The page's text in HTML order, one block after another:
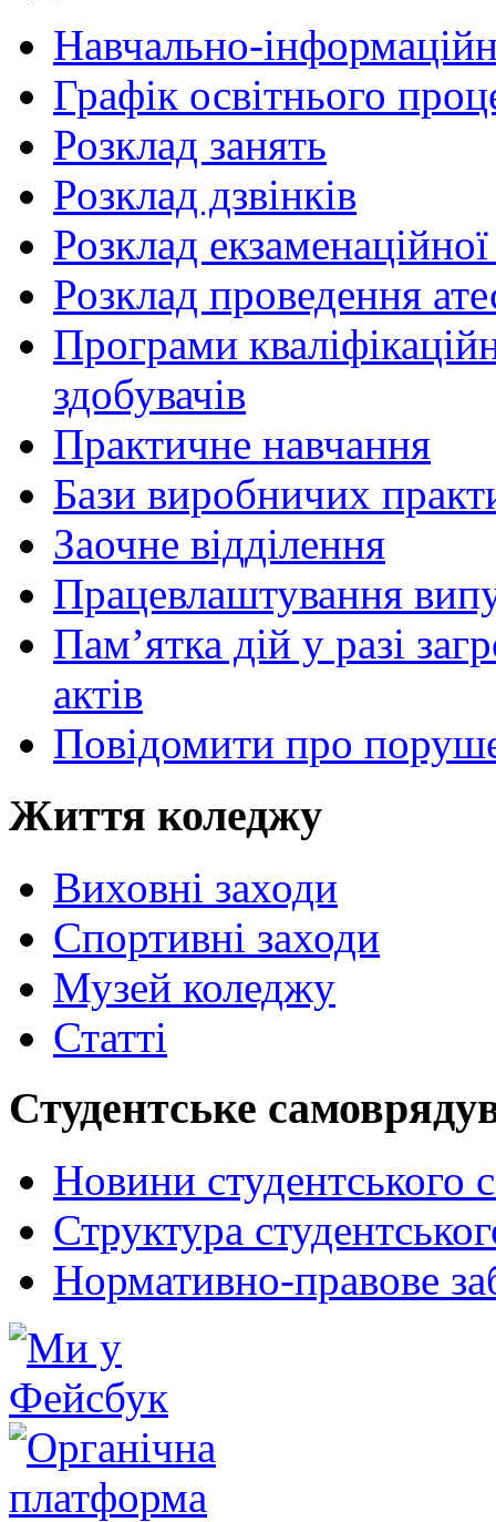
Навчально-
Графік освітнього
Розклад занять
Розклад дзвінків
Розклад екзаменаційної
Розклад проведення
Програми
здобувачів
Практичне навчання
Бази виробничих
Заочне відділення
Працевлаштування
Пам’ятка дій у разі
актів
Повідомити про
Життя коледжу
Виховні заходи
Спортивні заходи
Музей коледжу
Статті
Студентське
Новини студентського
Структура
Нормативно-правове